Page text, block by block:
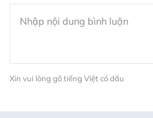
Xin vui lòng gõ tiếng Việt có dấu